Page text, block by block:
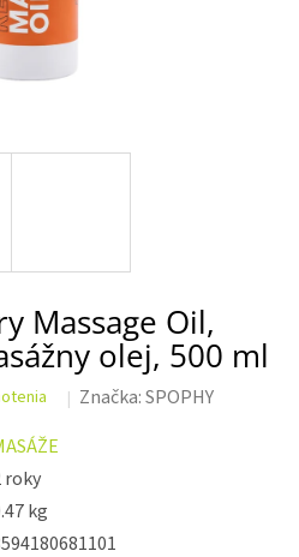
Massage Oil,
olej, 500 ml
Značka:SPOPHY
roky
kg